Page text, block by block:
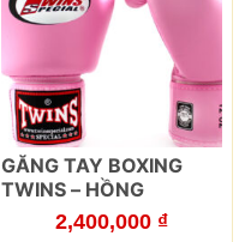
trang
GĂNG TAY BOXING
TWINS – HỒNG
2,400,000 ₫
Sản
phẩm
có